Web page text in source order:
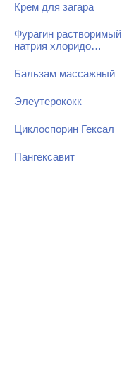
Крем для загара
Фурагин
натрия хлоридо…
Бальзам массажный
Элеутерококк
Циклоспорин Гексал
Пангексавит